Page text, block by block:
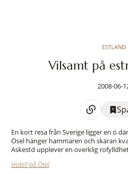
ESTLAND
Vilsamt på
2008-06-
En kort resa från Sverige ligger en ö
Ösel hänger hammaren och skäran
Askestd upplever en overklig
Hotell på Ösel